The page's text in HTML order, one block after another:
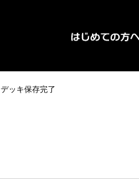
デッキ保存完了